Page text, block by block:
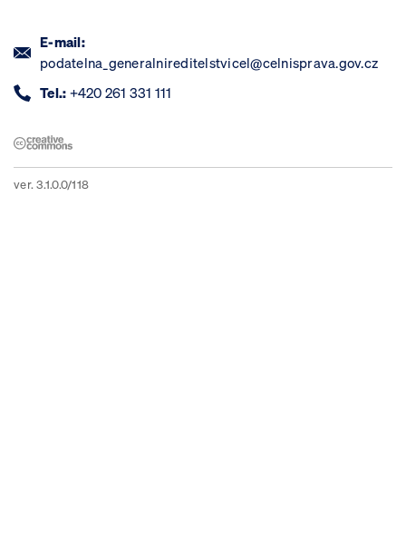
E-mail:
podatelna_generalnireditelstvicel@celnisprava.gov.cz
Tel.: +420 261 331 111
ver. 3.1.0.0/118